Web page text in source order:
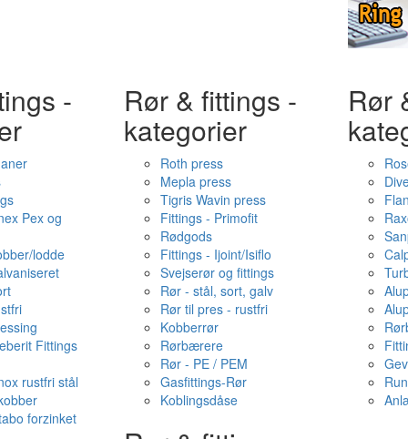
-
Pex og
lodde
Fittings
rustfri stål
forzinket
Rør & fittings -
kategorier
Roth press
Mepla press
Tigris Wavin press
Fittings - Primofit
Rødgods
Fittings - Ijoint/Isiflo
Svejserør og fittings
Rør - stål, sort, galv
Rør til pres - rustfri
Kobberrør
Rørbærere
Rør - PE / PEM
Gasfittings-Rør
Koblingsdåse
Rør